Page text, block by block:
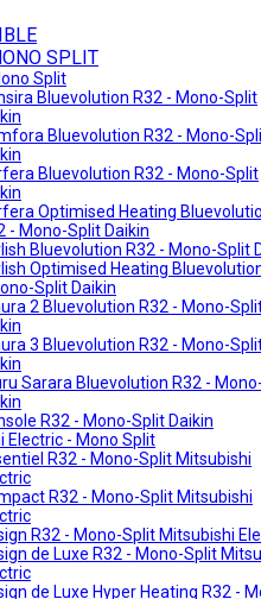
SPLIT
Split
Bluevolution R32 - Mono-Split
Bluevolution R32 - Mono-
Bluevolution R32 - Mono-Split
Optimised Heating
- Mono-Split Daikin
Bluevolution R32 - Mono-Split
Optimised Heating
Split Daikin
2 Bluevolution R32 - Mono-
3 Bluevolution R32 - Mono-
Sarara Bluevolution R32 -
R32 - Mono-Split Daikin
Electric - Mono Split
R32 - Mono-Split Mitsubishi
R32 - Mono-Split Mitsubishi
R32 - Mono-Split Mitsubishi
de Luxe R32 - Mono-Split
de Luxe Hyper Heating R32 -